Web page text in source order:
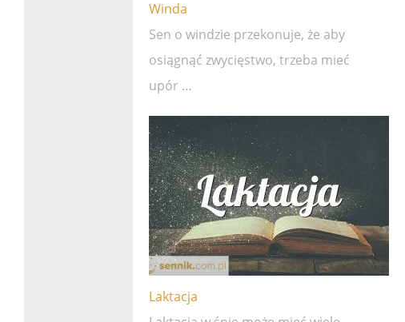
Winda
Sen o windzie przekonuje, że ​​aby
osiągnąć zwycięstwo, trzeba mieć
upór …
Laktacja